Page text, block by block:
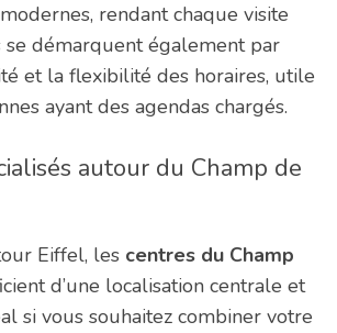
rendant chaque visite
se démarquent également par
et la flexibilité des horaires, utile
ayant des agendas chargés.
autour du Champ de
Eiffel, les centres du Champ
d’une localisation centrale et
si vous souhaitez combiner votre